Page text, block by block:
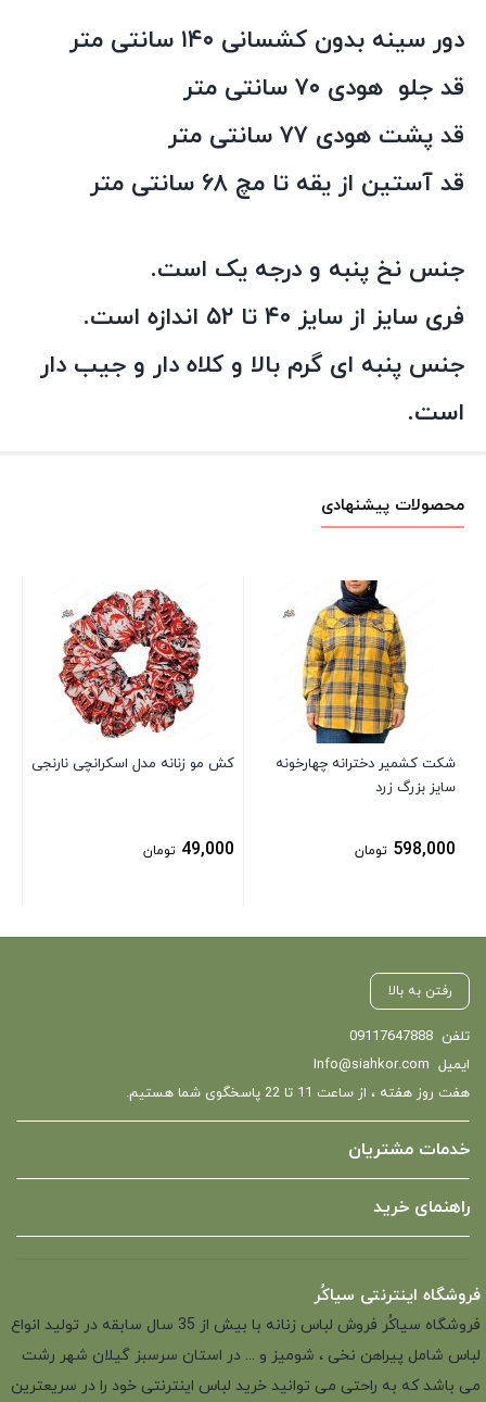
دور سینه بدون کشسانی ۱۴۰ سانتی متر
قد جلو هودی ۷۰ سانتی متر
قد پشت هودی ۷۷ سانتی متر
قد آستین از یقه تا مچ ۶۸ سانتی متر
جنس نخ پنبه و درجه یک است.
فری سایز از سایز ۴۰ تا ۵۲ اندازه است.
جنس پنبه ای گرم بالا و کلاه دار و جیب دار
است.
محصولات پیشنهادی
شکت کشمیر دخترانه چهارخونه
سایز بزرگ زرد
598,000 تومان
کش مو زنانه مدل اسکرانچی نارنجی
49,000 تومان
رفتن به بالا
تلفن 09117647888
ایمیل Info@siahkor.com
هفت روز هفته ، از ساعت 11 تا 22 پاسخگوی شما هستیم.
خدمات مشتریان
راهنمای خرید
فروشگاه اینترنتی سیاکُر
فروشگاه سیاکُر فروش لباس زنانه با بیش از 35 سال سابقه در تولید انواع
لباس شامل پیراهن نخی ، شومیز و ... در استان سرسبز گیلان شهر رشت
می باشد که به راحتی می توانید خرید لباس اینترنتی خود را در سریعترین